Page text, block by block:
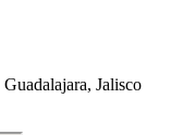
Guadalajara, Jalisco